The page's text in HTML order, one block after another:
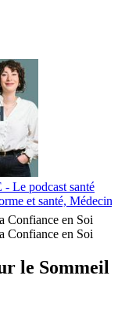
Le podcast santé
et santé,
Confiance en Soi
Confiance en Soi
le Sommeil